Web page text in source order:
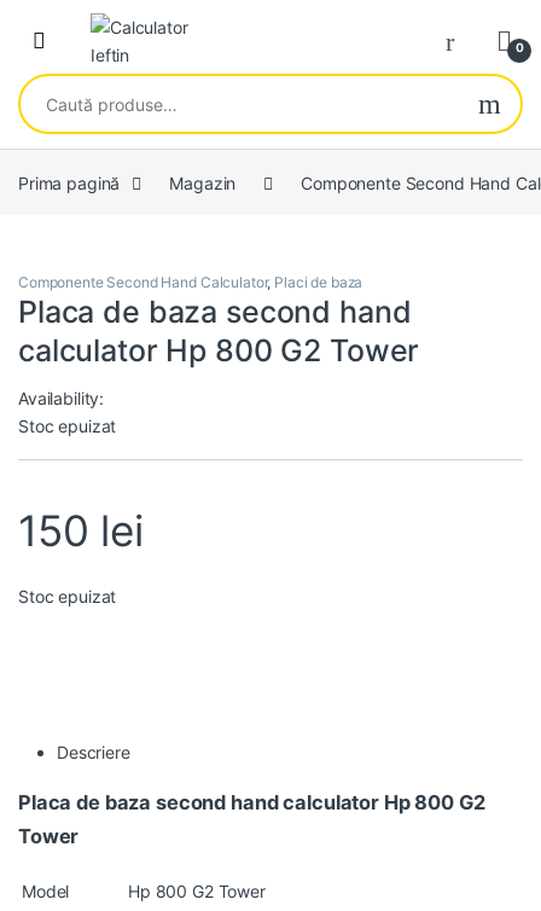
Skip to navigation
Skip to content
Open 0
Caută după:
Prima pagină Magazin Componente Second Hand
Componente Second Hand Calculator, Placi de baza
Placa de baza second hand
calculator Hp 800 G2 Tower
Availability:
Stoc epuizat
150 lei
Stoc epuizat
Descriere
Placa de baza second hand calculator Hp 800 G2
Tower
Model
Hp 800 G2 Tower